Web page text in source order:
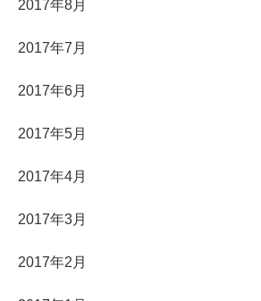
2017年8月
2017年7月
2017年6月
2017年5月
2017年4月
2017年3月
2017年2月